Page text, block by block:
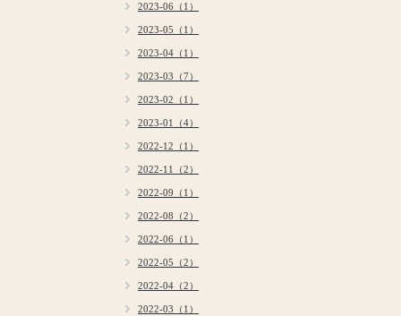
2023-06（1）
2023-05（1）
2023-04（1）
2023-03（7）
2023-02（1）
2023-01（4）
2022-12（1）
2022-11（2）
2022-09（1）
2022-08（2）
2022-06（1）
2022-05（2）
2022-04（2）
2022-03（1）